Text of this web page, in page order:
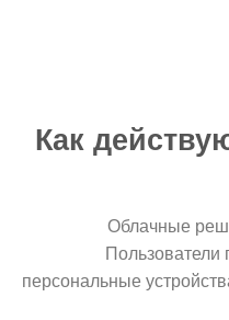
Как
Облачные
Пользователи
персональные